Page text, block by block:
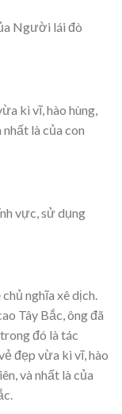
Người lái đò
kì vĩ, hào hùng,
là của con
vực, sử dụng
nghĩa xê dịch.
Tây Bắc, ông đã
đó là tác
đẹp vừa kì vĩ, hào
và nhất là của